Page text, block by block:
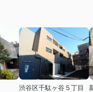
渋谷区千駄ヶ谷５丁目